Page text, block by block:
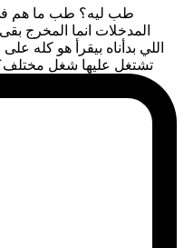
طب ليه؟ طب ما هم
المدخلات انما المخرج
اللي بدأناه بيقرأ هو كله
تشتغل عليها شغل